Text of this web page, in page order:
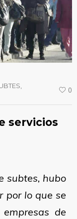
0
servicios
subtes, hubo
por lo que se
de